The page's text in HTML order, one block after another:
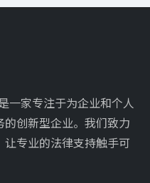
一家专注于为企业和个人
创新型企业。我们致力
专业的法律支持触手可